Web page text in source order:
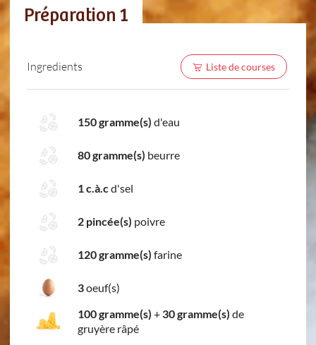
Préparation 1
Ingredients Liste de courses
150 gramme(s) d'eau
80 gramme(s) beurre
1 c.à.cd'sel
2 pincée(s) poivre
120 gramme(s) farine
3oeuf(s)
100 gramme(s) + 30 gramme(s) de
gruyère râpé